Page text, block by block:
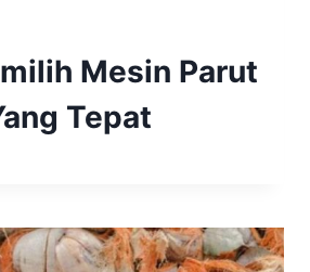
Mesin Parut
Tepat